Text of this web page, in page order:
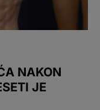
NAKON
JE